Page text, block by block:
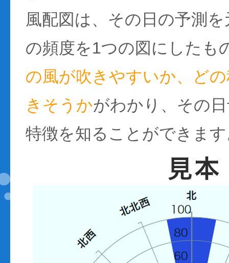
風配図は、その日の予測
の頻度を1つの図にしたも
の風が吹きやすいか、ど
きそうかがわかり、その
特徴を知ることができま